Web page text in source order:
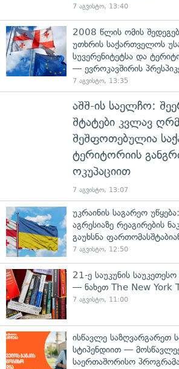
7 აგვისტო, 13:40
2008 წლის ომის
უთხრის საქართველოს
სუვერენიტეტსა და
— ევროკავშირის
7 აგვისტო, 13:35
აშშ-ის საელჩო:
შტატები კვლავ
შეშფოთებულია
ტერიტორიის
ოკუპაციით
7 აგვისტო, 13:07
უკრაინის საგარეო
აგრესიაზე რეაგირების
გაუხსნა
7 აგვისტო, 12:50
21-ე საუკუნის
— ნახეთ The New York
7 აგვისტო, 11:00
ისწავლე საზღვარგარეთ
სტიპენდიით —
საერთაშორისო